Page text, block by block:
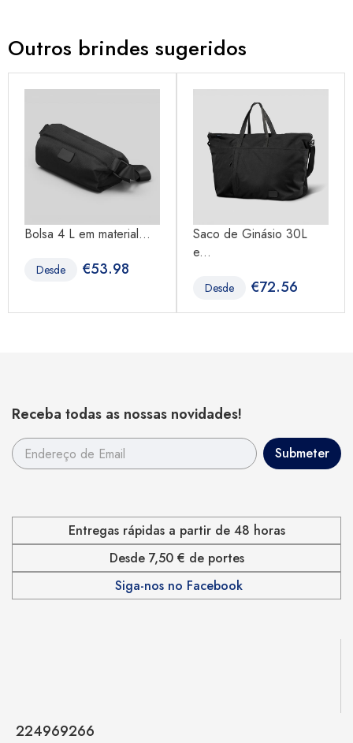
Outros brindes sugeridos
Bolsa 4 L em material...
Desde €53.98
Saco de Ginásio 30L
e...
Desde €72.56
Receba todas as nossas novidades!
Entregas rápidas a partir de 48 horas
Desde 7,50 € de portes
Siga-nos no Facebook
224969266